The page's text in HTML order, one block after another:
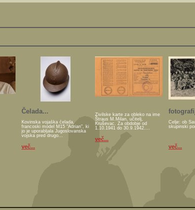
Čelada...
Kovinska vojaška čelada,
francoski model M15 "Adrian", ki
jo je uporabljala Jugoslovanska
vojska pred drugo...
več...
Živilske karte za obleko na ime
Štraus M.Milan, učitelj,
Kruševac. Za obdobje od
1.10.1941 do 30.9.1942....
več...
Celje: ob
skupinski
več...